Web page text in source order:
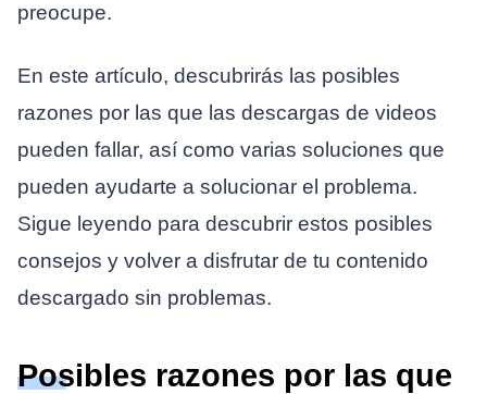
preocupe.
En este artículo, descubrirás las posibles
razones por las que las descargas de videos
pueden fallar, así como varias soluciones que
pueden ayudarte a solucionar el problema.
Sigue leyendo para descubrir estos posibles
consejos y volver a disfrutar de tu contenido
descargado sin problemas.
Posibles razones por las que